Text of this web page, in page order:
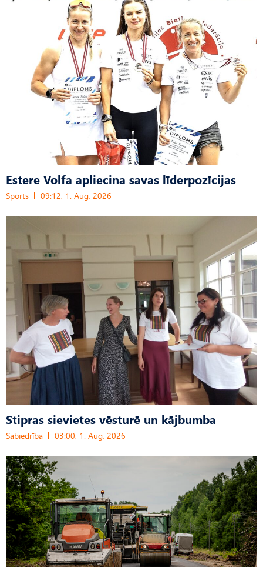
Estere Volfa apliecina savas līderpozīcijas
Sports 09:12, 1. Aug, 2026
Stipras sievietes vēsturē un kājbumba
Sabiedrība 03:00, 1. Aug, 2026